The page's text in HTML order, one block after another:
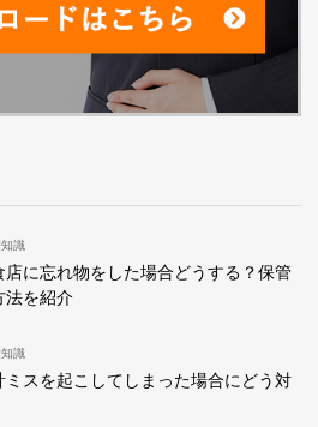
識
店に忘れ物をした場合どうする？保管
法を紹介
識
ミスを起こしてしまった場合にどう対